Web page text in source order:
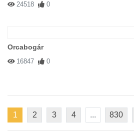
24518 0
Orcabogár
16847 0
1 2 3 4 ... 830